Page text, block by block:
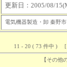
更新日：2005/08/
電気機器製造・卸 秦野
11 - 20 ( 73 件中 )
【その他